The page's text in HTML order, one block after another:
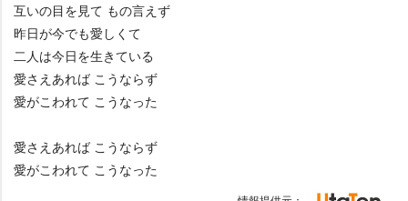
互いの目を見て もの言えず
昨日が今でも愛しくて
二人は今日を生きている
愛さえあれば こうならず
愛がこわれて こうなった
愛さえあれば こうならず
愛がこわれて こうなった